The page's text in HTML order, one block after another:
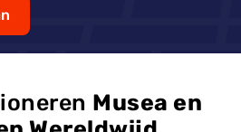
Musea en